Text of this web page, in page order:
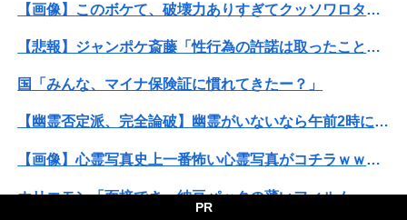
家族の食事会で席を立った夫に冗談で「デザート取ってきてー(笑)」と話しかけたら、無言で手首を叩かれ落とされた
【朗報】爆胸の気象予報士さん、NHKから解き放たれる
【画像】このボケて、破壊力ありすぎてクッソワロタｗｗｗｗｗｗｗｗｗ
【画像】清宮レイ(23)さん、ありふれた普通の美少女になる
【画像】このボケて、破壊力ありすぎてクッソワロタｗｗｗｗｗｗｗｗｗ
【悲報】ジャンポケ斎藤「性行為の許諾は取ったことありません」
国「みんな、マイナ保険証に慣れてきたー？」
【幽霊否定派、完全論破】幽霊がいないなら午前2時に一人で墓石を木刀で叩き割れるよな？ｗｗｗｗｗ
【画像】心霊写真史上一番怖い心霊写真がコチラｗｗｗｗｗｗｗｗｗｗ
ホリエモン「面接でさ、納豆パックの薄いフィルムって何のために入っていの？って聞くわけ」
PR